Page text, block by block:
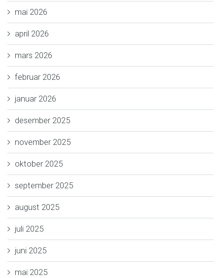
mai 2026
april 2026
mars 2026
februar 2026
januar 2026
desember 2025
november 2025
oktober 2025
september 2025
august 2025
juli 2025
juni 2025
mai 2025